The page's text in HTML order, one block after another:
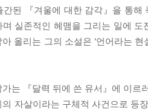
간된 『겨울에 대한 감각』을 통해
며 실존적인 헤맴을 그리는 일에
아 올리는 그의 소설은 ‘언어라는
가는 『달력 뒤에 쓴 유서』에 이
의 자살이라는 구체적 사건으로 등